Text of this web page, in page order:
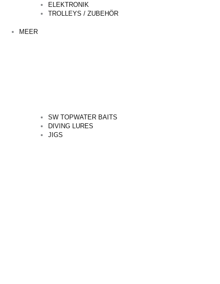
ELEKTRONIK
TROLLEYS / ZUBEHÖR
MEER
SW TOPWATER BAITS
DIVING LURES
JIGS